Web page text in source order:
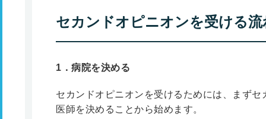
セカンドオピニオンを受ける流
1 ．病院を決める
セカンドオピニオンを受けるためには、まず
医師を決めることから始めます。